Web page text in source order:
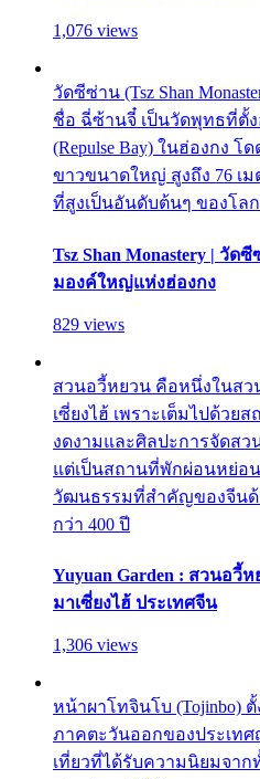
1,076 views
วัดซีซ่าน (Tsz Shan
ชื่อ ฉี่ซ้านจี๋ เป็นวัดพุทธที่ตั้
(Repulse Bay) ในฮ่องกง
ขาวขนาดใหญ่ สูงถึง 76 เ
ที่สูงเป็นอันดับต้นๆ ของโลก
Tsz Shan Monastery | วั
มองค์ใหญ่แห่งฮ่องกง
829 views
สวนอวี้หยวน คือหนึ่งในส
เซี่ยงไฮ้ เพราะเต็มไปด้ว
งดงามและศิลปะการจัดส
แต่เป็นสถานที่พักผ่อนหย่อ
วัฒนธรรมที่สำคัญของจีนด้
กว่า 400 ปี
Yuyuan Garden : สวนอวี้
มาเซี่ยงไฮ้ ประเทศจีน
1,306 views
หน้าผาโทจินโบ (Tojinbo)
ภาคตะวันออกของประเท
เที่ยวที่ได้รับความนิยมจา